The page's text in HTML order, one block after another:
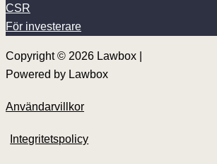
CSR
För investerare
Copyright © 2026 Lawbox |
Powered by Lawbox
Användarvillkor
Integritetspolicy